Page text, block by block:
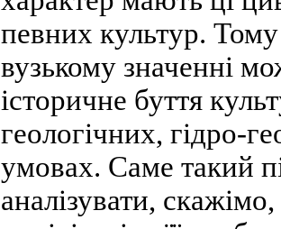
певних культур. Тому
вузькому значенні
історичне буття
геологічних, гідро-
умовах. Саме такий
аналізувати,